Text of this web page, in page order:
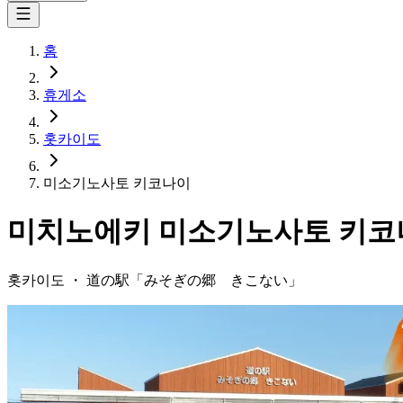
홈
휴게소
홋카이도
미소기노사토 키코나이
미치노에키 미소기노사토 키
홋카이도 ・ 道の駅「 みそぎの郷 きこない 」